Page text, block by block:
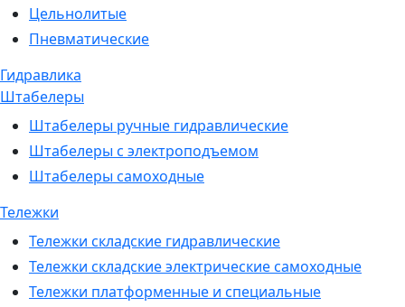
Цельнолитые
Пневматические
Гидравлика
Штабелеры
Штабелеры ручные гидравлические
Штабелеры с электроподъемом
Штабелеры самоходные
Тележки
Тележки складские гидравлические
Тележки складские электрические самоходные
Тележки платформенные и специальные